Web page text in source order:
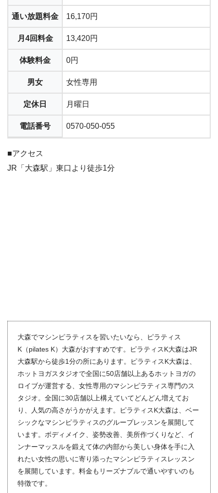
通い放題料金 16,170円
月4回料金 13,420円
体験料金 0円
男女 女性専用
定休日 月曜日
電話番号 0570-050-055
■アクセス
JR「大森駅」東口より徒歩1分
大森でマシンピラティスを習いたいなら、ピラティス
K（pilates K）大森がおすすめです。ピラティスK大森はJR
大森駅から徒歩1分の所にあります。ピラティスK大森は、
ホットヨガスタジオで全国に50店舗以上あるホットヨガの
ロイブが運営する、女性専用のマシンピラティス専門のス
タジオ。全国に30店舗以上構えていてどんどん増えてお
り、人気の高さがうかがえます。ピラティスK大森は、ベー
シックなマシンピラティスのグループレッスンを展開して
います。ボディメイク、姿勢改善、美所作づくりなど、イ
ンナーマッスルを鍛えて体の内部から美しい身体を手に入
れたい女性の思いに寄り添ったマシンピラティスレッスン
を展開しています。料金もリーズナブルで通いやすいのも
特徴です。